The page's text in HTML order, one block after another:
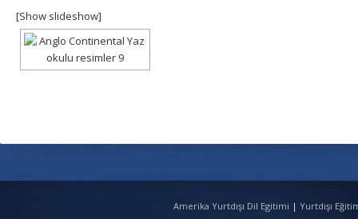
[Show slideshow]
Amerika Yurtdışı Dil Egitimi | Yurtdışı